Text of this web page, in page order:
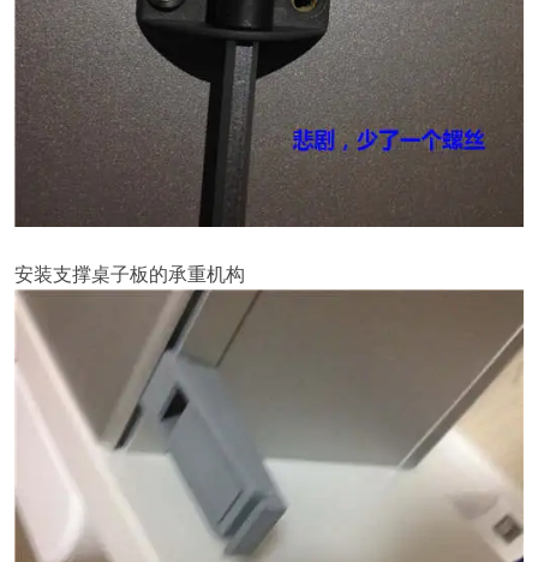
安装支撑桌子板的承重机构